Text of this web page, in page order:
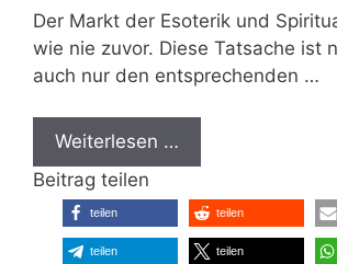
Der Markt der Esoterik und
wie nie zuvor. Diese Tatsache ist
auch nur den entsprechenden …
Weiterlesen …
Beitrag teilen
teilen teilen
teilen teilen